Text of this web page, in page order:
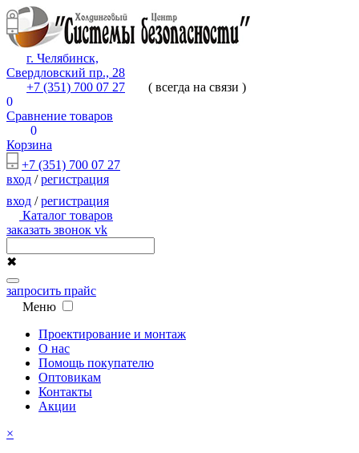
г. Челябинск,
Свердловский пр., 28
+7 (351) 700 07 27
( всегда на связи )
0
Сравнение товаров
0
Корзина
+7 (351) 700 07 27
вход /регистрация
вход /регистрация
Каталог товаров
заказать звонок vk
✖
запросить прайс
Меню
Проектирование и монтаж
О нас
Помощь покупателю
Оптовикам
Контакты
Акции
×